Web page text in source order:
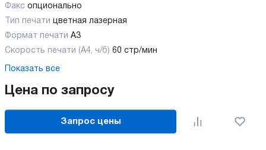
Факс опционально
Тип печати цветная лазерная
Формат печати A3
Скорость печати (А4, ч/б) 60 стр/мин
Показать все
Цена по запросу
Запрос цены